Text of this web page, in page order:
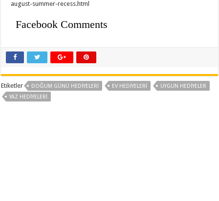
august-summer-recess.html
Facebook Comments
Etiketler DOĞUM GÜNÜ HEDIYELERI EV HEDIYELERI
UYGUN HEDIYELER
YAZ HEDİYELERİ